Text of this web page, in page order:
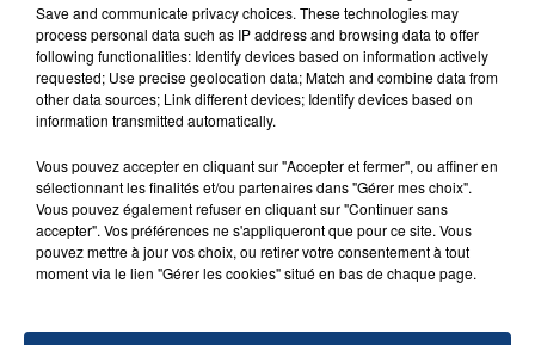
23 juillet 2026
INCENDIE MORTEL À LENS : UNE FEMME ET
SON BÉBÉ ENTRE LA VIE ET LA...
Un homme s'est immolé par le feu après avoir
aspergé sa compagne et leur bébé de trois mois
d'un liquide inflammable.
Save and communicate privacy choices. These technologies may
process personal data such as IP address and browsing data to offer
following functionalities: Identify devices based on information actively
requested; Use precise geolocation data; Match and combine data from
other data sources; Link different devices; Identify devices based on
information transmitted automatically.
Vous pouvez accepter en cliquant sur "Accepter et fermer", ou affiner en
sélectionnant les finalités et/ou partenaires dans "Gérer mes choix".
Vous pouvez également refuser en cliquant sur "Continuer sans
accepter". Vos préférences ne s'appliqueront que pour ce site. Vous
pouvez mettre à jour vos choix, ou retirer votre consentement à tout
moment via le lien "Gérer les cookies" situé en bas de chaque page.